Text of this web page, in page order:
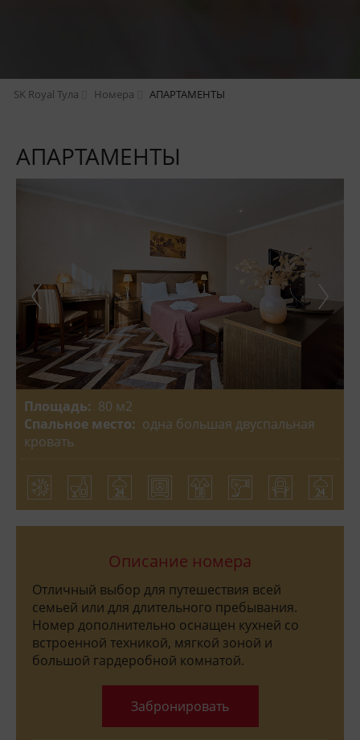
SK Royal Тула Номера АПАРТАМЕНТЫ
АПАРТАМЕНТЫ
Площадь: 80 м2
Спальное место: одна большая двуспальная
кровать
Описание номера
Отличный выбор для путешествия всей
семьей или для длительного пребывания.
Номер дополнительно оснащен кухней со
встроенной техникой, мягкой зоной и
большой гардеробной комнатой.
Забронировать